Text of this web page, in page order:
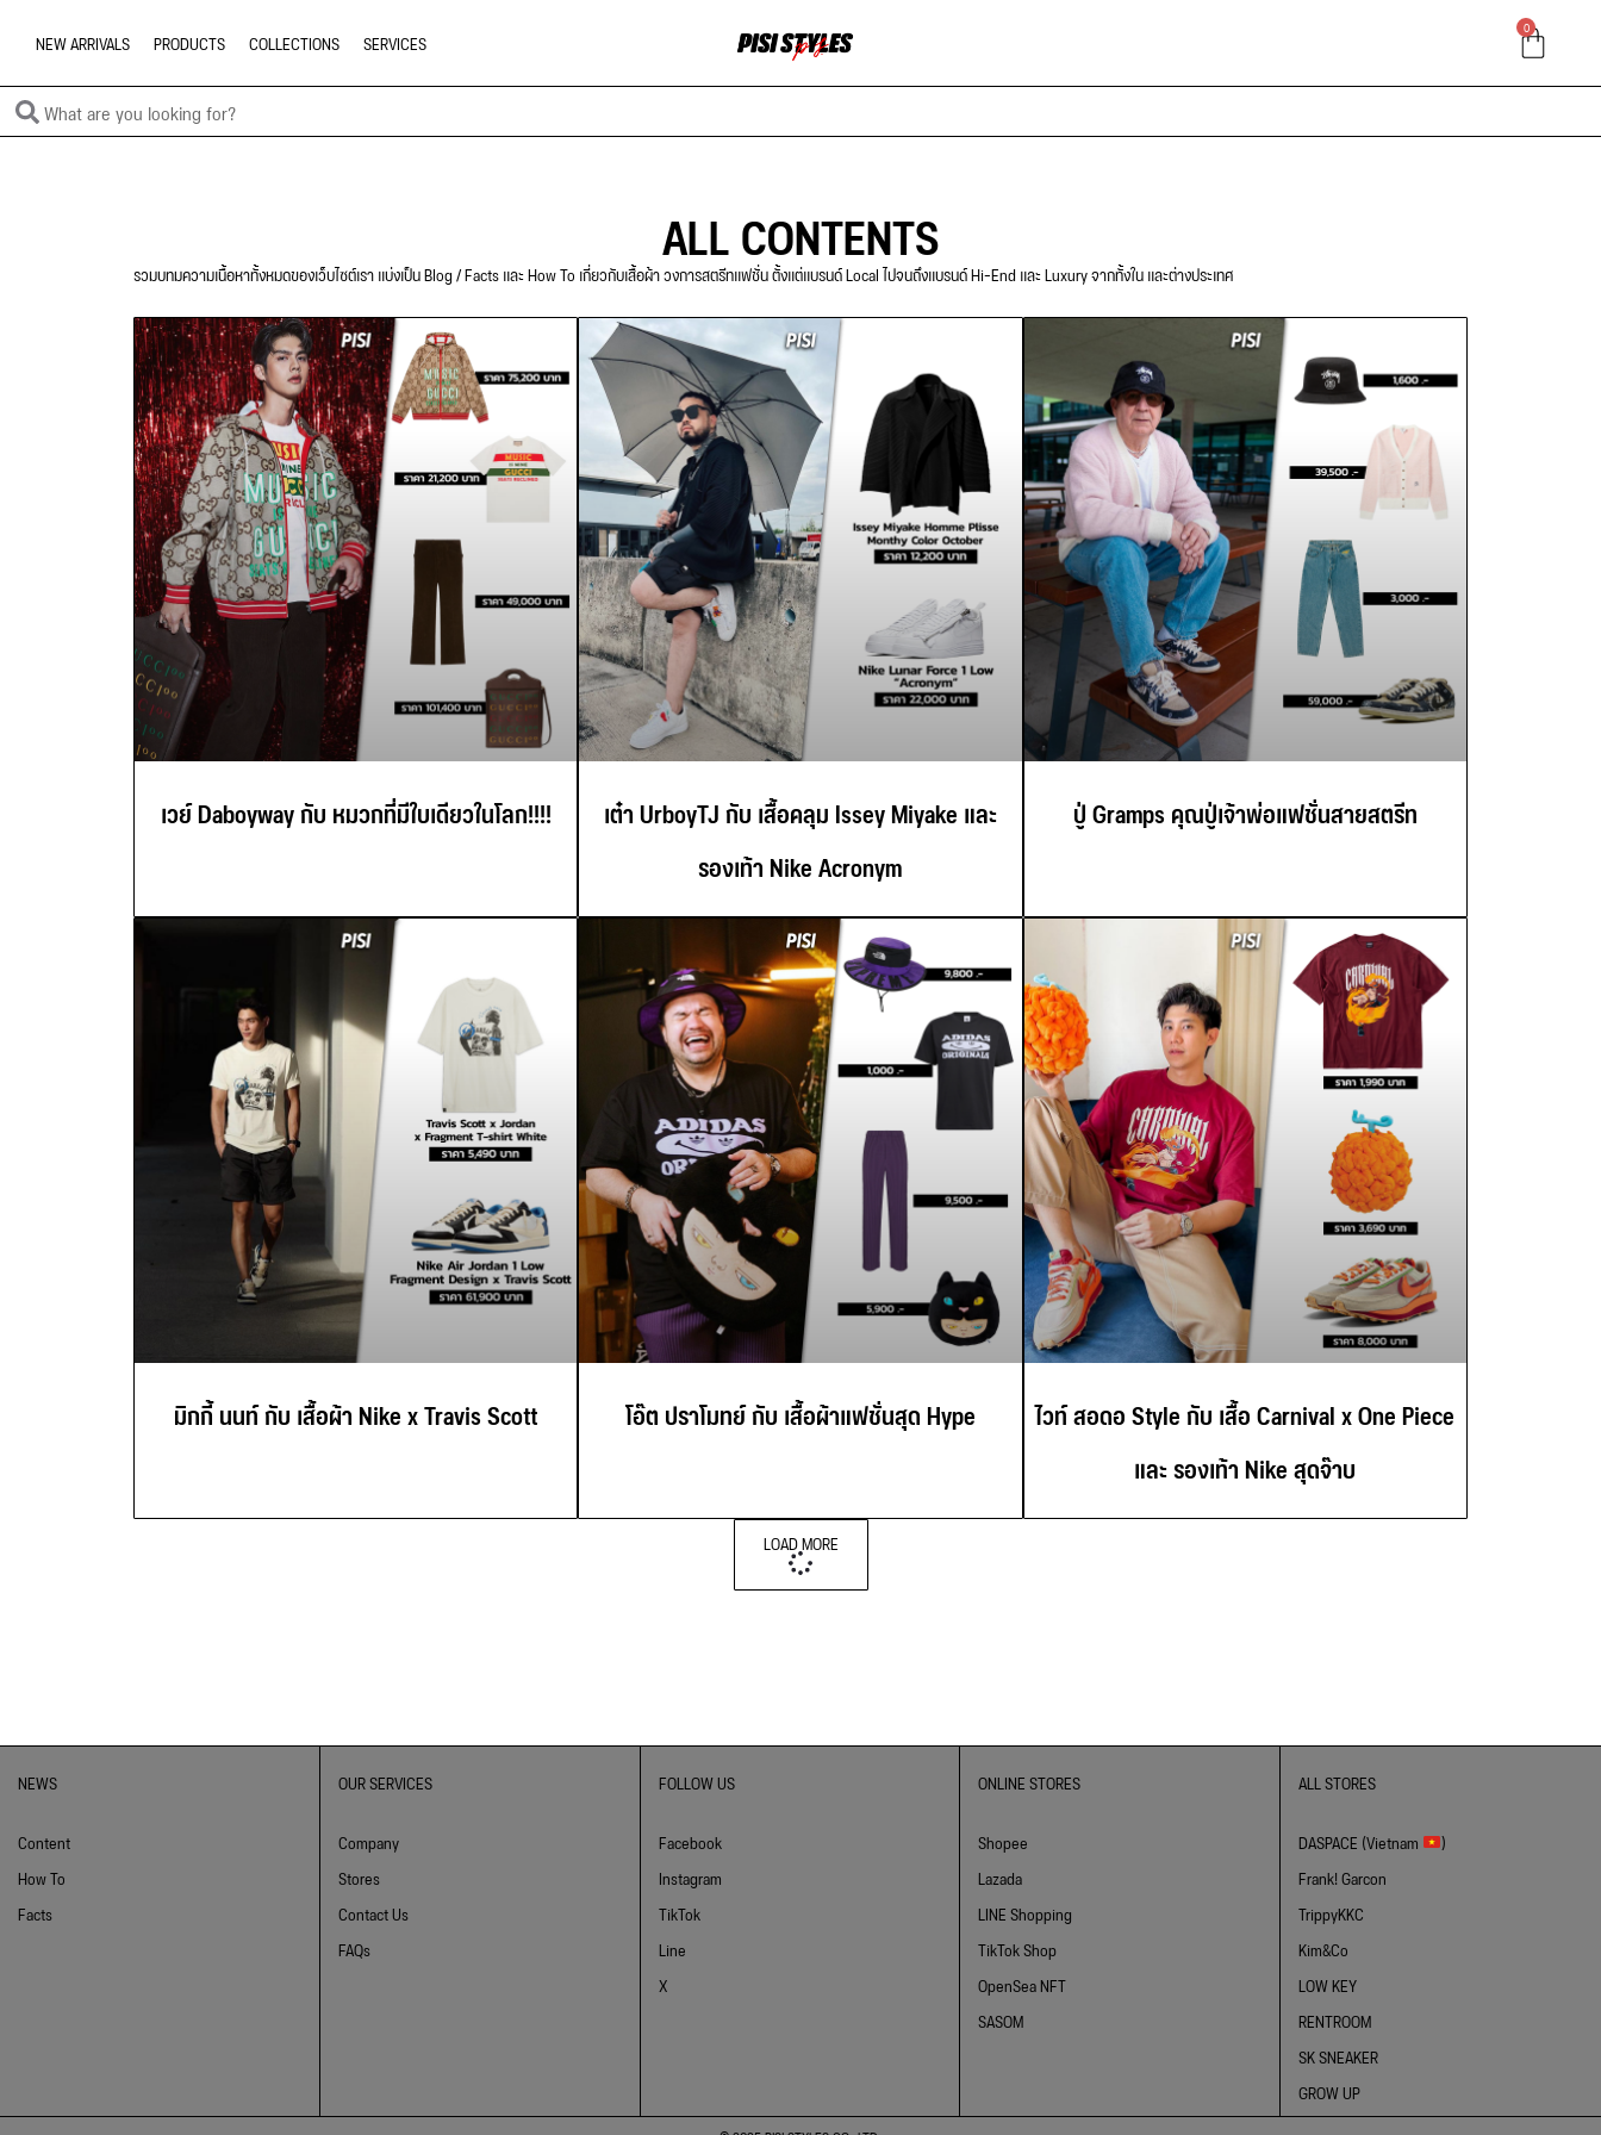
NEW ARRIVALS PRODUCTS COLLECTIONS SERVICES
0
ALL CONTENTS
รวมบทมความเนื้อหาทั้งหมดของเว็บไซต์เรา แบ่งเป็น Blog / Facts และ How To เกี่ยวกับเสื้อผ้า วงการสตรีทแฟชั่น ตั้งแต่แบรนด์ Local ไปจนถึงแบรนด์ Hi-End และ Luxury จากทั้งใน และต่างประเทศ
เวย์ Daboyway กับ หมวกที่มีใบเดียวในโลก!!!!
เต๋า UrboyTJ กับ เสื้อคลุม Issey Miyake และ
รองเท้า Nike Acronym
ปู่ Gramps คุณปู่เจ้าพ่อแฟชั่นสายสตรีท
มิกกี้ นนท์ กับ เสื้อผ้า Nike x Travis Scott โอ๊ต ปราโมทย์ กับ เสื้อผ้าแฟชั่นสุด Hype
ไวท์ สอดอ Style กับ เสื้อ Carnival x One Piece
และ รองเท้า Nike สุดจ๊าบ
LOAD MORE
NEWS
Content
How To
Facts
OUR SERVICES
Company
Stores
Contact Us
FAQs
FOLLOW US
Facebook
Instagram
TikTok
Line
X
ONLINE STORES
Shopee
Lazada
LINE Shopping
TikTok Shop
OpenSea NFT
SASOM
ALL STORES
DASPACE (Vietnam
)
Frank! Garcon
TrippyKKC
Kim&Co
LOW KEY
RENTROOM
SK SNEAKER
GROW UP